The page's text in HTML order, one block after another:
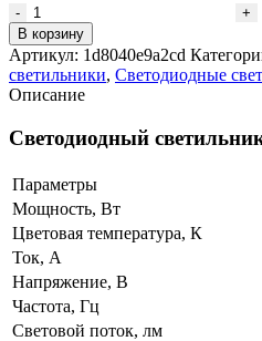
Количество
товара
Светодиодный
светильник
Профи
×3
В корзину
Артикул: 1d8040e9a2cd
светильники, Светодиодные
Описание
Светодиодный
Параметры
Мощность, Вт
Цветовая температура, К
Ток, А
Напряжение, В
Частота, Гц
Световой поток, лм